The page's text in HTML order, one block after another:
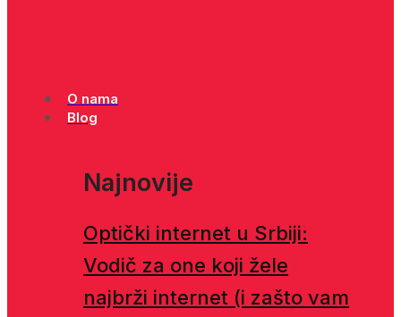
O nama
Blog
Najnovije
Optički internet u Srbiji:
Vodič za one koji žele
najbrži internet (i zašto vam